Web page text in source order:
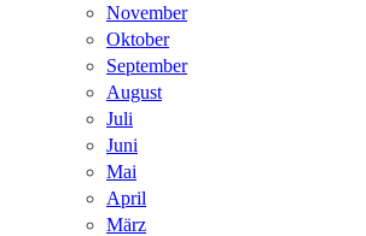
November
Oktober
September
August
Juli
Juni
Mai
April
März